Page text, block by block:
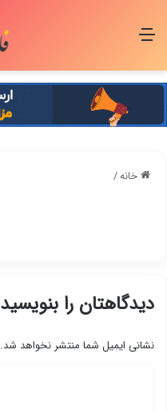
منو
خانه/
دیدگاهتان را بنویسید
نشانی ایمیل شما منتشر نخواهد شد.